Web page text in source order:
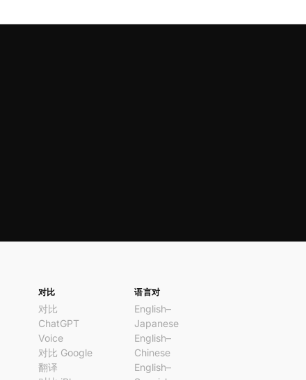
对比
对比
ChatGPT
Voice
对比 Google
翻译
语言对
English–
Japanese
English–
Chinese
English–